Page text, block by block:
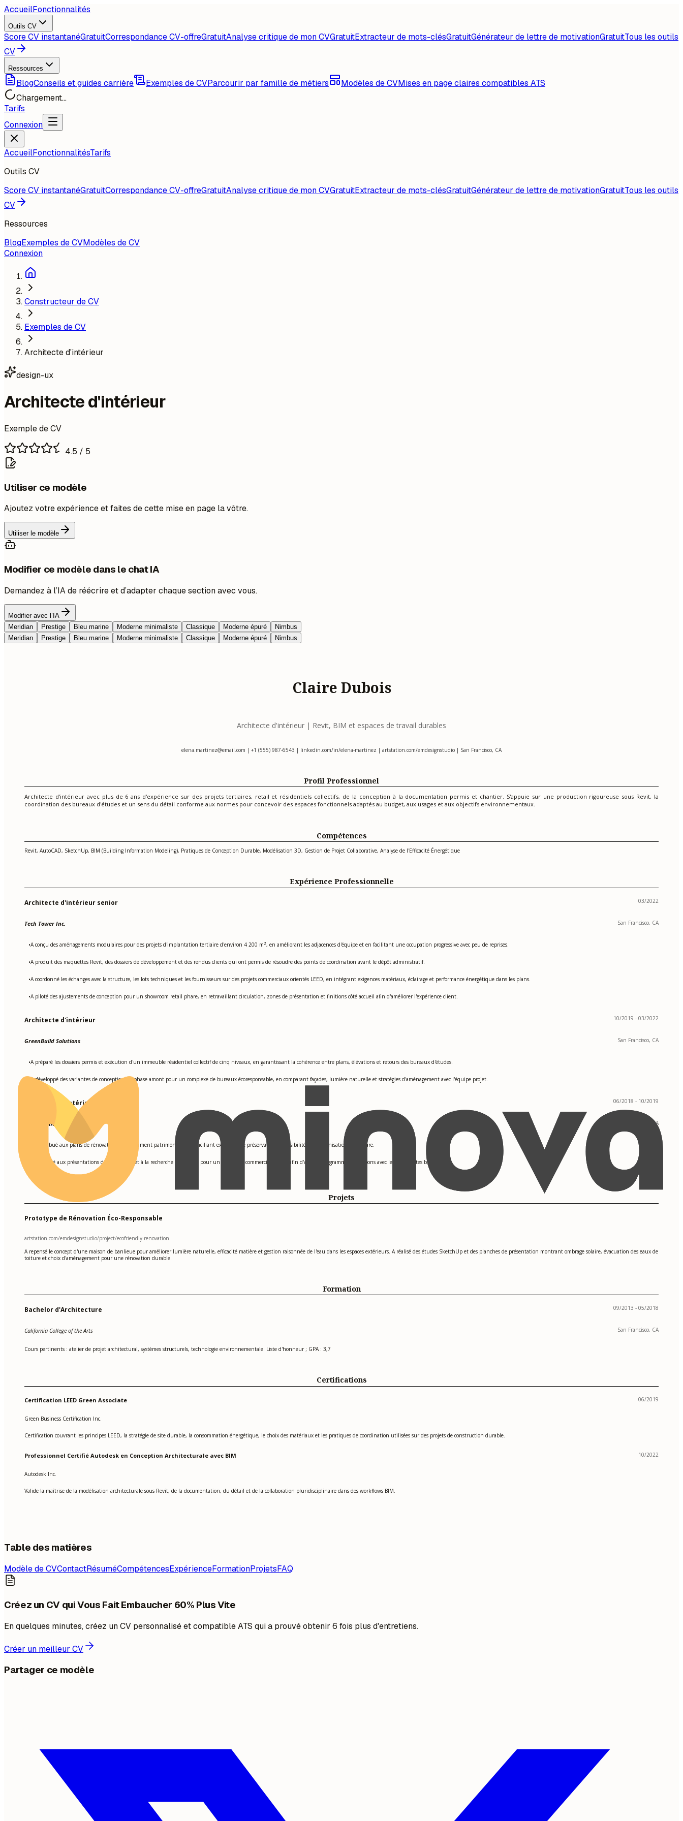
AccueilFonctionnalités
Outils CV
Score CV instantanéGratuitCorrespondance CV-offreGratuitAnalyse critique de mon CVGratuitExtracteur de mots-clésGratuitGénérateur de lettre de motivationGratuitTous les outils
CV
Ressources
BlogConseils et guides carrière Exemples de CVParcourir par famille de métiers Modèles de CVMises en page claires compatibles ATS
Chargement...
Tarifs
Connexion
AccueilFonctionnalitésTarifs
Outils CV
Score CV instantanéGratuitCorrespondance CV-offreGratuitAnalyse critique de mon CVGratuitExtracteur de mots-clésGratuitGénérateur de lettre de motivationGratuitTous les outils
CV
Ressources
BlogExemples de CVModèles de CV
Connexion
Constructeur de CV
Exemples de CV
Architecte d'intérieur
design-ux
Architecte d'intérieur
Exemple de CV
4.5 / 5
Utiliser ce modèle
Ajoutez votre expérience et faites de cette mise en page la vôtre.
Utiliser le modèle
Modifier ce modèle dans le chat IA
Demandez à l’IA de réécrire et d’adapter chaque section avec vous.
Modifier avec l’IA
Meridian
Prestige Bleu marine Moderne minimaliste Classique Moderne épuré
Nimbus
Meridian
Prestige Bleu marine Moderne minimaliste Classique Moderne épuré Nimbus
Claire Dubois
Architecte d'intérieur | Revit, BIM et espaces de travail durables
elena.martinez@email.com | +1 (555) 987-6543 | linkedin.com/in/elena-martinez | artstation.com/emdesignstudio | San Francisco, CA
Profil Professionnel
Architecte d'intérieur avec plus de 6 ans d'expérience sur des projets tertiaires, retail et résidentiels collectifs, de la conception à la documentation permis et chantier. S'appuie sur une production rigoureuse sous Revit, la
coordination des bureaux d'études et un sens du détail conforme aux normes pour concevoir des espaces fonctionnels adaptés au budget, aux usages et aux objectifs environnementaux.
Compétences
Revit, AutoCAD, SketchUp, BIM (Building Information Modeling), Pratiques de Conception Durable, Modélisation 3D, Gestion de Projet Collaborative, Analyse de l'Efficacité Énergétique
Expérience Professionnelle
Architecte d'intérieur senior 03/2022
Tech Tower Inc. San Francisco, CA
•A conçu des aménagements modulaires pour des projets d'implantation tertiaire d'environ 4 200 m², en améliorant les adjacences d'équipe et en facilitant une occupation progressive avec peu de reprises.
•A produit des maquettes Revit, des dossiers de développement et des rendus clients qui ont permis de résoudre des points de coordination avant le dépôt administratif.
•A coordonné les échanges avec la structure, les lots techniques et les fournisseurs sur des projets commerciaux orientés LEED, en intégrant exigences matériaux, éclairage et performance énergétique dans les plans.
•A piloté des ajustements de conception pour un showroom retail phare, en retravaillant circulation, zones de présentation et finitions côté accueil afin d'améliorer l'expérience client.
Architecte d'intérieur 10/2019 - 03/2022
GreenBuild Solutions San Francisco, CA
•A préparé les dossiers permis et exécution d'un immeuble résidentiel collectif de cinq niveaux, en garantissant la cohérence entre plans, élévations et retours des bureaux d'études.
A développé des variantes de conception en phase amont pour un complexe de bureaux écoresponsable, en comparant façades, lumière naturelle et stratégies d'aménagement avec l'équipe projet.
Architecte d'intérieur junior 06/2018 - 10/2019
Design Innovations LLC San Francisco, CA
A contribué aux plans de rénovation d'un bâtiment patrimonial, en conciliant exigences de préservation, accessibilité et modernisation intérieure.
A participé aux présentations de conception et à la recherche matériaux pour un ensemble commercial mixte, afin d'aligner programme et finitions avec les contraintes budgétaires.
Projets
Prototype de Rénovation Éco-Responsable
artstation.com/emdesignstudio/project/ecofriendly-renovation
A repensé le concept d'une maison de banlieue pour améliorer lumière naturelle, efficacité matière et gestion raisonnée de l'eau dans les espaces extérieurs. A réalisé des études SketchUp et des planches de présentation montrant ombrage solaire, évacuation des eaux de
toiture et choix d'aménagement pour une rénovation durable.
Formation
Bachelor d'Architecture 09/2013 - 05/2018
California College of the Arts San Francisco, CA
Cours pertinents : atelier de projet architectural, systèmes structurels, technologie environnementale. Liste d'honneur ; GPA : 3,7
Certifications
Certification LEED Green Associate 06/2019
Green Business Certification Inc.
Certification couvrant les principes LEED, la stratégie de site durable, la consommation énergétique, le choix des matériaux et les pratiques de coordination utilisées sur des projets de construction durable.
Professionnel Certifié Autodesk en Conception Architecturale avec BIM 10/2022
Autodesk Inc.
Valide la maîtrise de la modélisation architecturale sous Revit, de la documentation, du détail et de la collaboration pluridisciplinaire dans des workflows BIM.
Table des matières
Modèle de CVContactRésuméCompétencesExpérienceFormationProjetsFAQ
Créez un CV qui Vous Fait Embaucher 60% Plus Vite
En quelques minutes, créez un CV personnalisé et compatible ATS qui a prouvé obtenir 6 fois plus d'entretiens.
Créer un meilleur CV
Partager ce modèle